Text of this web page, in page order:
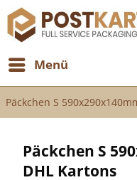
Menü
Päckchen S
Päckchen S
DHL Kartons